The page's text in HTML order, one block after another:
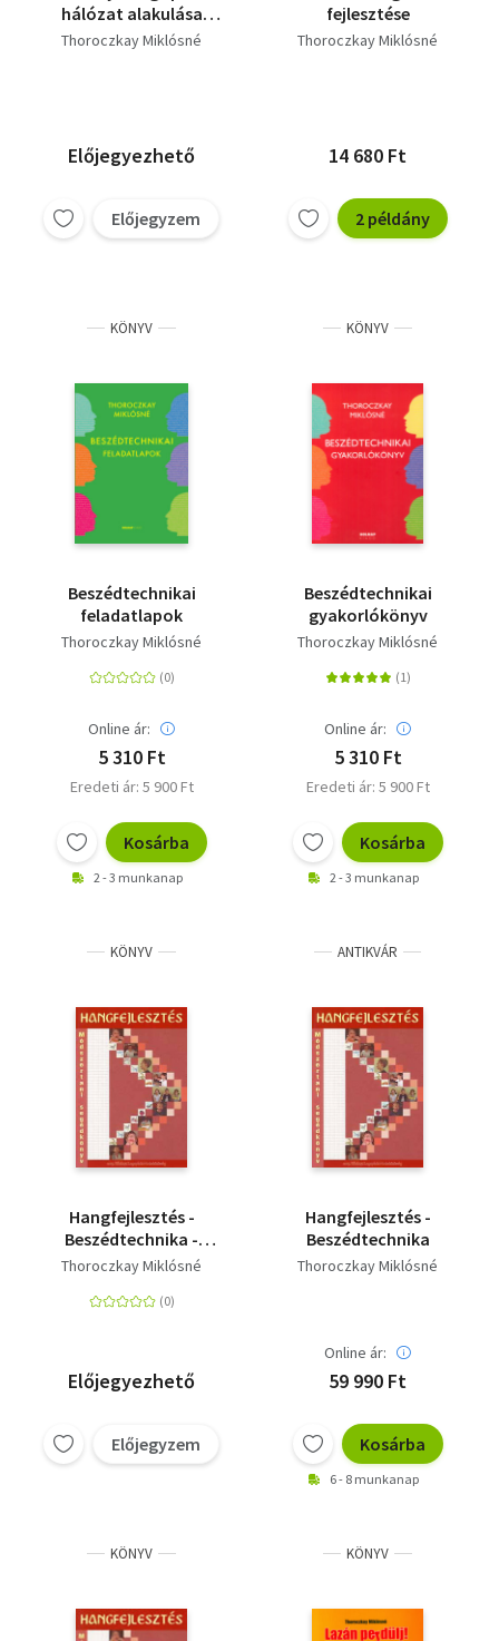
hálózat alakulása
1969-1999
Thoroczkay Miklósné
Előjegyezhető
Előjegyzem
fejlesztése
Thoroczkay Miklósné
14 680 Ft
2 példány
KÖNYV
Beszédtechnikai
feladatlapok
Thoroczkay Miklósné
Online ár:
5 310 Ft
Eredeti ár: 5 900 Ft
Kosárba
2 - 3 munkanap
KÖNYV
Beszédtechnikai
gyakorlókönyv
Thoroczkay Miklósné
Online ár:
5 310 Ft
Eredeti ár: 5 900 Ft
Kosárba
2 - 3 munkanap
KÖNYV
Hangfejlesztés -
Beszédtechnika -
Módszertani
Thoroczkay Miklósné
Előjegyezhető
Előjegyzem
ANTIKVÁR
Hangfejlesztés -
Beszédtechnika
Thoroczkay Miklósné
Online ár:
59 990 Ft
Kosárba
6 - 8 munkanap
KÖNYV KÖNYV